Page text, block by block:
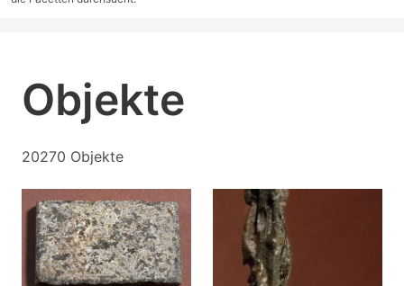
Objekte
20270 Objekte